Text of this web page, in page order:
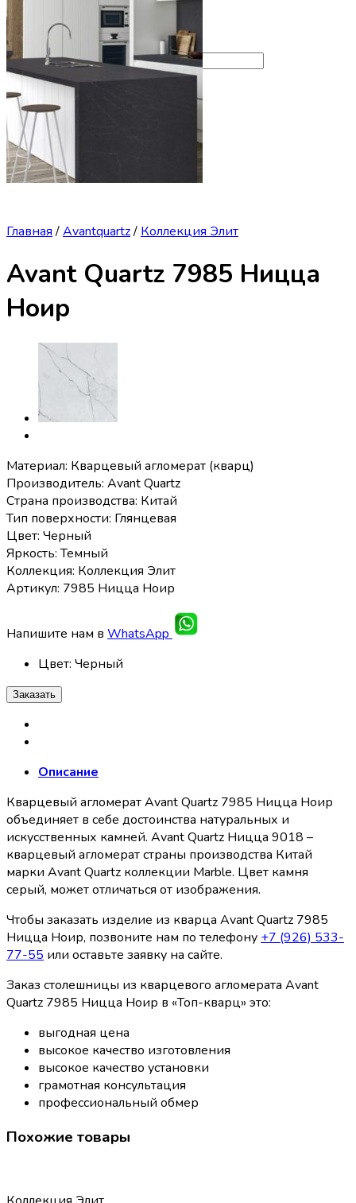
Контакты
Искать:
Главная /Avantquartz/ Коллекция Элит
Avant Quartz 7985 Ницца
Ноир
Материал: Кварцевый агломерат (кварц)
Производитель: Avant Quartz
Страна производства: Китай
Тип поверхности: Глянцевая
Цвет: Черный
Яркость: Темный
Коллекция: Коллекция Элит
Артикул: 7985 Ницца Ноир
Напишите нам в WhatsApp
Цвет: Черный
Заказать
Описание
Кварцевый агломерат Avant Quartz 7985 Ницца Ноир
объединяет в себе достоинства натуральных и
искусственных камней. Avant Quartz Ницца 9018 –
кварцевый агломерат страны производства Китай
марки Avant Quartz коллекции Marble. Цвет камня
серый, может отличаться от изображения.
Чтобы заказать изделие из кварца Avant Quartz 7985
Ницца Ноир, позвоните нам по телефону +7 (926) 533-
77-55 или оставьте заявку на сайте.
Заказ столешницы из кварцевого агломерата Avant
Quartz 7985 Ницца Ноир в «Топ-кварц» это:
выгодная цена
высокое качество изготовления
высокое качество установки
грамотная консультация
профессиональный обмер
Похожие товары